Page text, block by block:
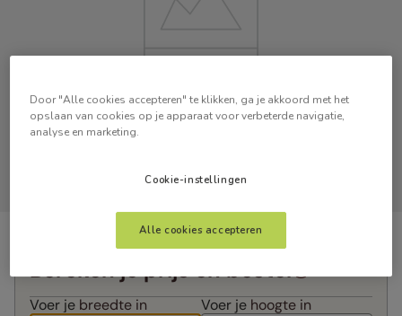
Bereken je prijs en bestel
Voer je breedte in Voer je hoogte in
Door "Alle cookies accepteren" te klikken, ga je akkoord met het
opslaan van cookies op je apparaat voor verbeterde navigatie,
analyse en marketing.
Cookie-instellingen
Alle cookies accepteren